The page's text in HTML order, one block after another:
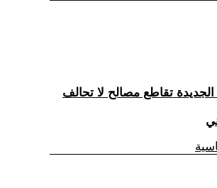
الجديدة تقاطع مصالح لا تحالف